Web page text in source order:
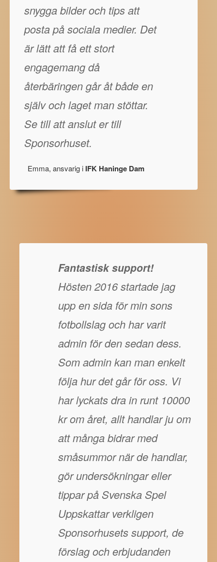
snygga bilder och tips att
posta på sociala medier. Det
är lätt att få ett stort
engagemang då
återbäringen går åt både en
själv och laget man stöttar.
Se till att anslut er till
Sponsorhuset.
Emma, ansvarig i IFK Haninge Dam
Fantastisk support!
Hösten 2016 startade jag
upp en sida för min sons
fotbollslag och har varit
admin för den sedan dess.
Som admin kan man enkelt
följa hur det går för oss. Vi
har lyckats dra in runt 10000
kr om året, allt handlar ju om
att många bidrar med
småsummor när de handlar,
gör undersökningar eller
tippar på Svenska Spel
Uppskattar verkligen
Sponsorhusets support, de
förslag och erbjudanden